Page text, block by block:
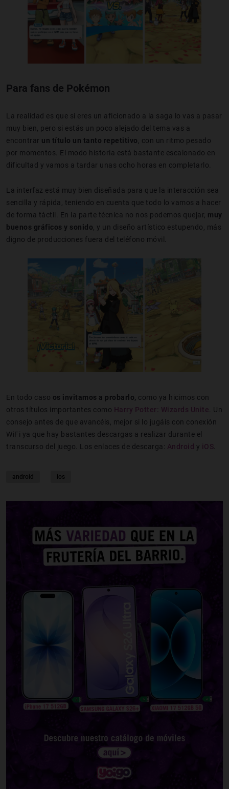
Para fans de Pokémon
La realidad es que si eres un aficionado a la saga lo vas a pasar
muy bien, pero si estás un poco alejado del tema vas a
encontrar un título un tanto repetitivo, con un ritmo pesado
por momentos. El modo historia está bastante escalonado en
dificultad y vamos a tardar unas ocho horas en completarlo.
La interfaz está muy bien diseñada para que la interacción sea
sencilla y rápida, teniendo en cuenta que todo lo vamos a hacer
de forma táctil. En la parte técnica no nos podemos quejar, muy
buenos gráficos y sonido, y un diseño artístico estupendo, más
digno de producciones fuera del teléfono móvil.
En todo caso os invitamos a probarlo, como ya hicimos con
otros títulos importantes como Harry Potter: Wizards Unite . Un
consejo antes de que avancéis, mejor si lo jugáis con conexión
WiFi ya que hay bastantes descargas a realizar durante el
transcurso del juego. Los enlaces de descarga: Android y iOS
android ios